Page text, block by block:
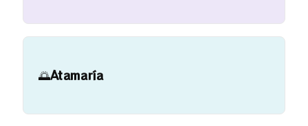
🌅Atamaría